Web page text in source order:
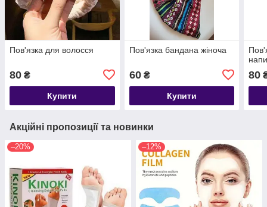
Пов'язка для волосся
80 ₴
Купити
Пов'язка бандана жіноча
60₴
Купити
80
Акційні пропозиції та новинки
–20% –12%